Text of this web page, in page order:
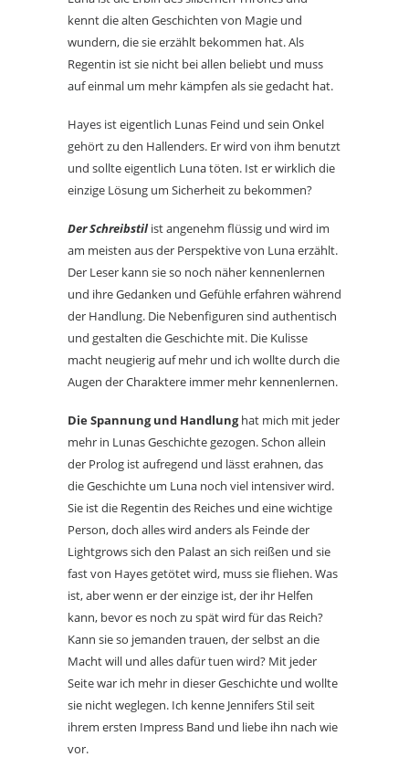
kennt die alten Geschichten von Magie und
wundern, die sie erzählt bekommen hat. Als
Regentin ist sie nicht bei allen beliebt und muss
auf einmal um mehr kämpfen als sie gedacht hat.
Hayes ist eigentlich Lunas Feind und sein Onkel
gehört zu den Hallenders. Er wird von ihm benutzt
und sollte eigentlich Luna töten. Ist er wirklich die
einzige Lösung um Sicherheit zu bekommen?
Der Schreibstil ist angenehm flüssig und wird im
am meisten aus der Perspektive von Luna erzählt.
Der Leser kann sie so noch näher kennenlernen
und ihre Gedanken und Gefühle erfahren während
der Handlung. Die Nebenfiguren sind authentisch
und gestalten die Geschichte mit. Die Kulisse
macht neugierig auf mehr und ich wollte durch die
Augen der Charaktere immer mehr kennenlernen.
Die Spannung und Handlunghat mich mit jeder
mehr in Lunas Geschichte gezogen. Schon allein
der Prolog ist aufregend und lässt erahnen, das
die Geschichte um Luna noch viel intensiver wird.
Sie ist die Regentin des Reiches und eine wichtige
Person, doch alles wird anders als Feinde der
Lightgrows sich den Palast an sich reißen und sie
fast von Hayes getötet wird, muss sie fliehen. Was
ist, aber wenn er der einzige ist, der ihr Helfen
kann, bevor es noch zu spät wird für das Reich?
Kann sie so jemanden trauen, der selbst an die
Macht will und alles dafür tuen wird? Mit jeder
Seite war ich mehr in dieser Geschichte und wollte
sie nicht weglegen. Ich kenne Jennifers Stil seit
ihrem ersten Impress Band und liebe ihn nach wie
vor.